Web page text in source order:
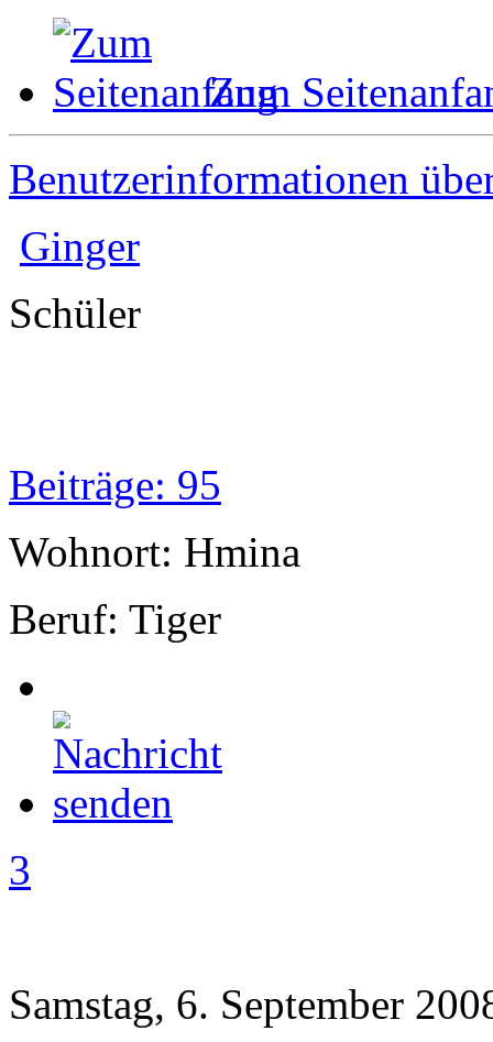
Zum
Benutzerinformationen
Ginger
Schüler
Beiträge: 95
Wohnort: Hmina
Beruf: Tiger
3
Samstag, 6. September